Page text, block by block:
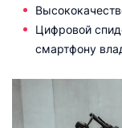
Цифровой
смартфону